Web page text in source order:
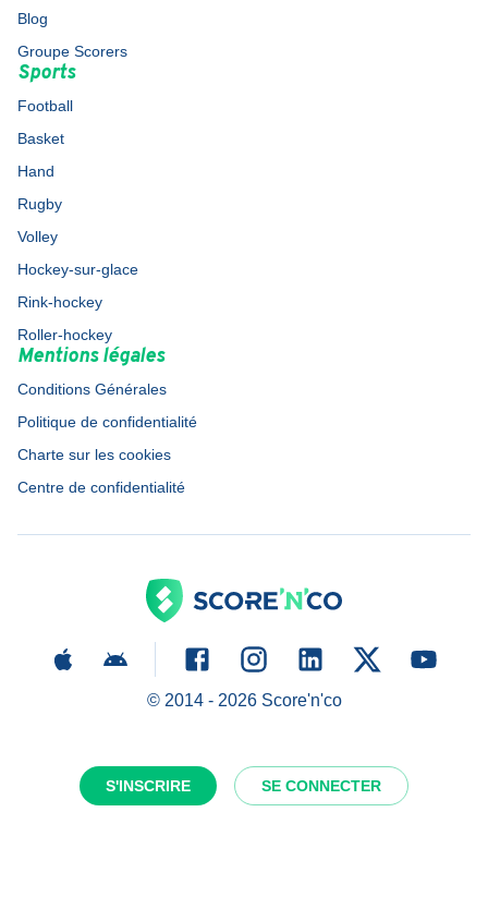
S'INSCRIRE SE CONNECTER
Blog
Groupe Scorers
Sports
Football
Basket
Hand
Rugby
Volley
Hockey-sur-glace
Rink-hockey
Roller-hockey
Mentions légales
Conditions Générales
Politique de confidentialité
Charte sur les cookies
Centre de confidentialité
© 2014 - 2026Score'n'co